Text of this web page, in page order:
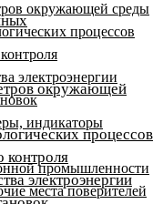
окружающей среды
процессов
электроэнергии
индикаторы
промышленности
места поверителей
окружающей
процессов
контроля
электроэнергии